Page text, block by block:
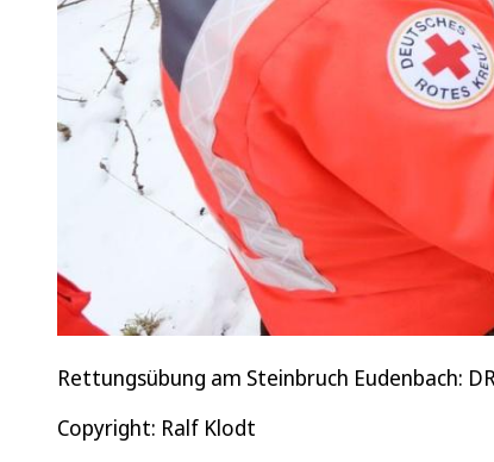
Rettungsübung am Steinbruch Eudenbach:
Copyright: Ralf Klodt